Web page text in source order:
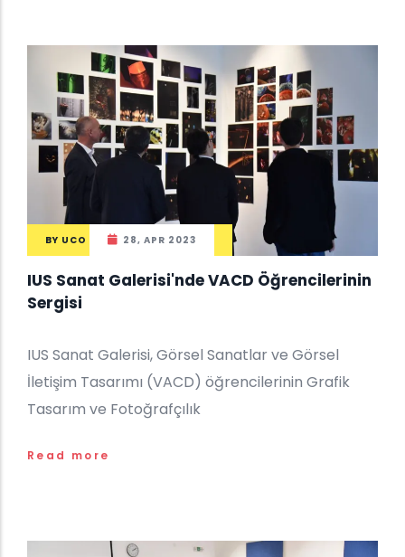
BY UCO 28, APR 2023
IUS Sanat Galerisi'nde VACD Öğrencilerinin
Sergisi
IUS Sanat Galerisi, Görsel Sanatlar ve Görsel
İletişim Tasarımı (VACD) öğrencilerinin Grafik
Tasarım ve Fotoğrafçılık
Read more